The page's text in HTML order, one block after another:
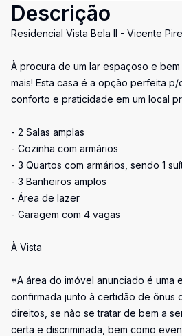
Descrição
Residencial Vista Bela II - Vicente
À procura de um lar espaçoso e
mais! Esta casa é a opção perfeita p/
conforto e praticidade em um local
- 2 Salas amplas
- Cozinha com armários
- 3 Quartos com armários, sendo 1
- 3 Banheiros amplos
- Área de lazer
- Garagem com 4 vagas
À Vista
*A área do imóvel anunciado é uma
confirmada junto à certidão de ônus
direitos, se não se tratar de bem a
certa e discriminada, bem como